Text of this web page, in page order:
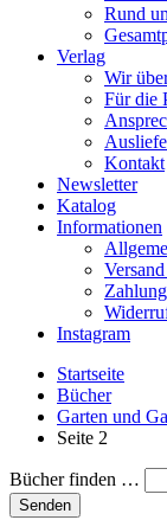
Rund
Verlag
Wir
Für die
Kontakt
Newsletter
Katalog
Informationen
Instagram
Startseite
Bücher
Garten und
Seite 2
Bücher finden …